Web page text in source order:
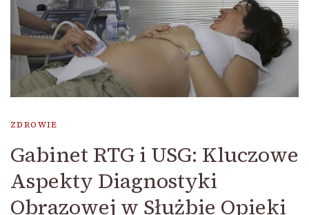
ZDROWIE
Gabinet RTG i USG: Kluczowe
Aspekty Diagnostyki
Obrazowej w Służbie Opieki